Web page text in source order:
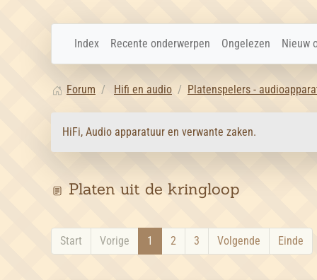
Index Recente onderwerpen Ongelezen Nieuw
Forum Hifi en audio Platenspelers -
HiFi, Audio apparatuur en verwante zaken.
Platen uit de kringloop
Start Vorige 1 2 3 Volgende Einde